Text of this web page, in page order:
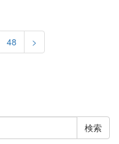
48 >